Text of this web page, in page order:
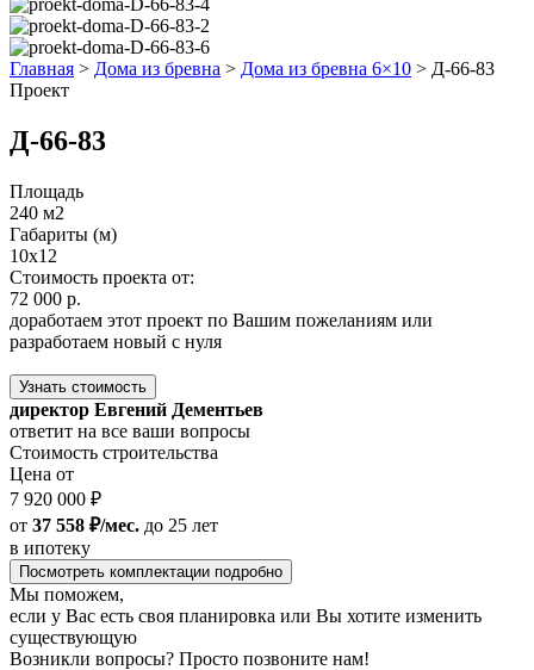
Главная > Дома из бревна > Дома из бревна 6×10 > Д-66-83
Проект
Д-66-83
Площадь
240 м2
Габариты (м)
10x12
Стоимость проекта от:
72 000 р.
доработаем этот проект по Вашим пожеланиям или
разработаем новый с нуля
Узнать стоимость
директор Евгений Дементьев
ответит на все ваши вопросы
Стоимость строительства
Цена от
7 920 000 ₽
от 37 558 ₽/мес. до 25 лет
в ипотеку
Посмотреть комплектации подробно
Мы поможем,
если у Вас есть своя планировка или Вы хотите изменить
существующую
Возникли вопросы? Просто позвоните нам!